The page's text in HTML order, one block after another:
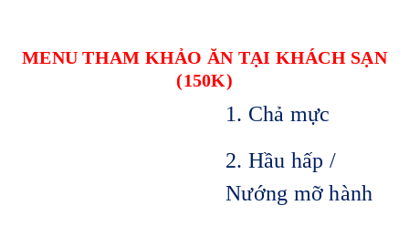
MENU THAM KHẢO ĂN TẠI KHÁCH SẠN
(150K)
1. Chả mực
2. Hầu hấp /
Nướng mỡ hành